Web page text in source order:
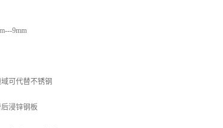
9mm
可代替不锈钢
浸锌钢板